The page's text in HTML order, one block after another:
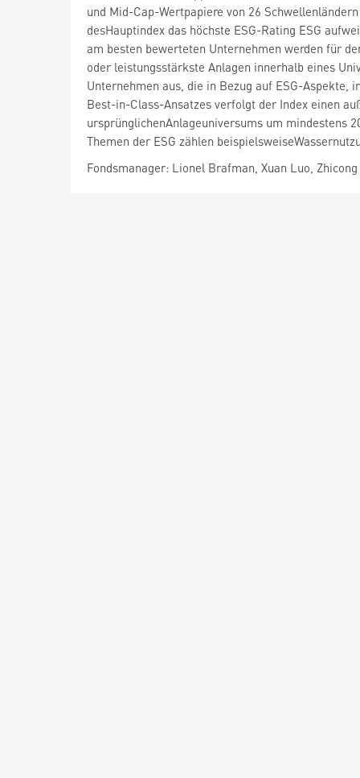
und Mid-Cap-Wertpapiere von 26
desHauptindex das höchste ESG-Rating ESG
am besten bewerteten Unternehmen werden für
oder leistungsstärkste Anlagen innerhalb eines
Unternehmen aus, die in Bezug auf ESG-Aspekte,
Best-in-Class-Ansatzes verfolgt der Index einen
ursprünglichenAnlageuniversums um mindestens
Themen der ESG zählen
Fondsmanager: Lionel Brafman, Xuan Luo,